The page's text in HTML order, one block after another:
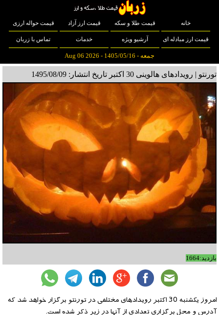
خانه قیمت طلا و سکه قیمت ارز آزاد قیمت حواله ارزی
قیمت ارز مبادله ای آرشیو ویژه خدمات تماس با زربان
جمعه - 1405/05/16 - Aug 06 2026
تورنتو | رویدادهای هالوینی 30 اکتبر تاریخ انتشار: 1495/08/09
بازدید:1664
امروز یکشنبه 30 اکتبر رویدادهای مختلفی در تورنتو برگزار خواهد شد که
آدرس و محل برگزاری تعدادی از آنها در زیر ذکر شده است.